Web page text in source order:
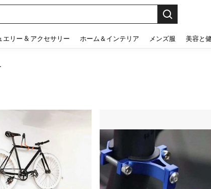
エリー & アクセサリー ホーム＆インテリア メンズ服 美容と